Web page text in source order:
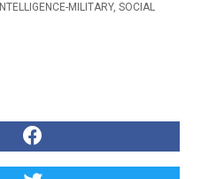
INTELLIGENCE-MILITARY, SOCIAL